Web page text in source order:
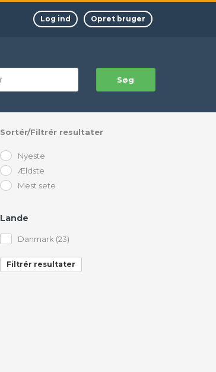
Log ind Opret bruger
Søg
Sortér/Filtrér resultater
Nyeste
Ældste
Mest sete
Lande
Danmark (23)
Filtrér resultater